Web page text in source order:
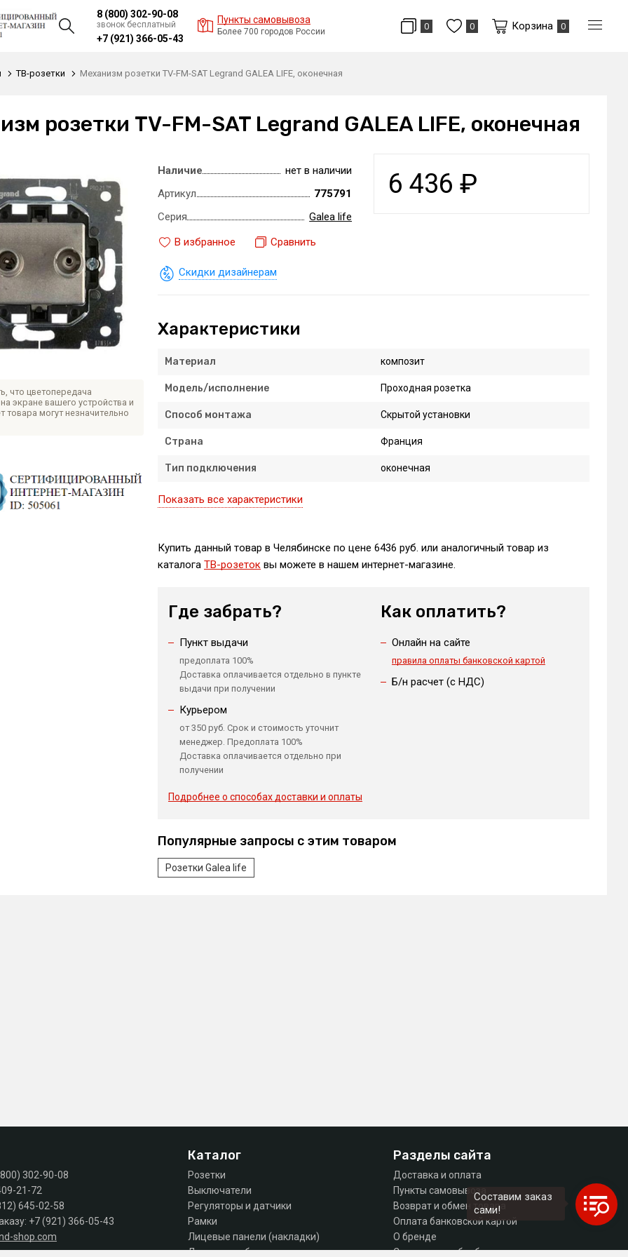
8 (800) 302-90-08
звонок бесплатный
+7 (921) 366-05-43
Пункты самовывоза
Более 700 городов России
0 0 Корзина 0
ТВ-розетки Механизм розетки TV-FM-SAT Legrand GALEA LIFE, оконечная
розетки TV-FM-SAT Legrand GALEA LIFE, оконечная
что цветопередача
экране вашего устройства и
товара могут незначительно
6 436 ₽
Наличие
нет в наличии
Артикул
775791
Серия
Galea life
В избранное
Сравнить
Скидки дизайнерам
Характеристики
Материал композит
Модель/исполнение Проходная розетка
Способ монтажа Скрытой установки
Страна Франция
Тип подключения оконечная
Показать все характеристики
Купить данный товар в Челябинске по цене 6436 руб. или аналогичный товар из
каталога ТВ-розеток вы можете в нашем интернет-магазине.
Где забрать?
Пункт выдачи
предоплата 100%
Доставка оплачивается отдельно в пункте
выдачи при получении
Курьером
от 350 руб. Срок и стоимость уточнит
менеджер. Предоплата 100%
Доставка оплачивается отдельно при
получении
Подробнее о способах доставки и оплаты
Как оплатить?
Онлайн на сайте
правила оплаты банковской картой
Б/н расчет (c НДС)
Популярные запросы с этим товаром
Розетки Galea life
302-90-08
21-72
645-02-58
+7 (921) 366-05-43
shop.com
Каталог
Розетки
Выключатели
Регуляторы и датчики
Рамки
Лицевые панели (накладки)
Лючки, коробки, комплектующие
Разделы сайта
Доставка и оплата
Пункты самовывоза
Возврат и обмен товара
Оплата банковской картой
О бренде
Согласие на обработку персональных данных
Составим заказ
сами!